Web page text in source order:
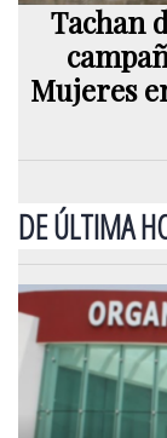
Tachan
Mujeres
DE ÚLTIMA